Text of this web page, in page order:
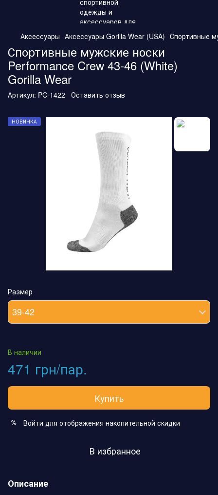
Аксессуары Аксессуары Gorilla Wear (USA) Спортивные
Спортивные мужские носки
Performance Crew 43-46 (White)
Gorilla Wear
Артикул: PC-1422 Оставить отзыв
НОВИНКА
Размер
39-42
В наличии
471 грн/пар.
Купить
% Войти для отображения накопительной скидки
В избранное
Описание